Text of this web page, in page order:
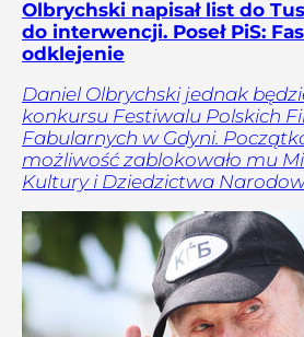
Olbrychski napisał list do
do interwencji. Poseł PiS:
odklejenie
Daniel Olbrychski jednak
konkursu Festiwalu Polskich
Fabularnych w Gdyni.
możliwość zablokowało mu
Kultury i Dziedzictwa